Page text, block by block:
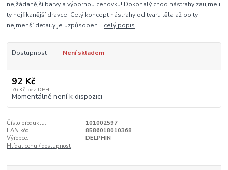
nejžádanější barvy a výbornou cenovku! Dokonalý chod nástrahy zaujme i
ty nejfikanější dravce. Celý koncept nástrahy od tvaru těla až po ty
nejmenší detaily je uzpůsoben... celý popis
Dostupnost Není skladem
92 Kč
76 Kč bez DPH
Momentálně není k dispozici
Číslo produktu:
101002597
EAN kód:
8586018010368
Výrobce:
DELPHIN
Hlídat cenu / dostupnost